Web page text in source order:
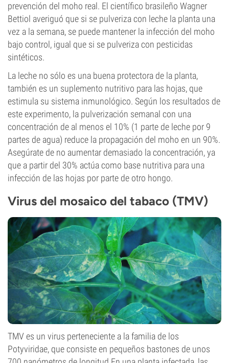
prevención del moho real. El científico brasileño Wagner
Bettiol averiguó que si se pulveriza con leche la planta una
vez a la semana, se puede mantener la infección del moho
bajo control, igual que si se pulveriza con pesticidas
sintéticos.
La leche no sólo es una buena protectora de la planta,
también es un suplemento nutritivo para las hojas, que
estimula su sistema inmunológico. Según los resultados de
este experimento, la pulverización semanal con una
concentración de al menos el 10% (1 parte de leche por 9
partes de agua) reduce la propagación del moho en un 90%.
Asegúrate de no aumentar demasiado la concentración, ya
que a partir del 30% actúa como base nutritiva para una
infección de las hojas por parte de otro hongo.
Virus del mosaico del tabaco (TMV)
TMV es un virus perteneciente a la familia de los
Potyviridae, que consiste en pequeños bastones de unos